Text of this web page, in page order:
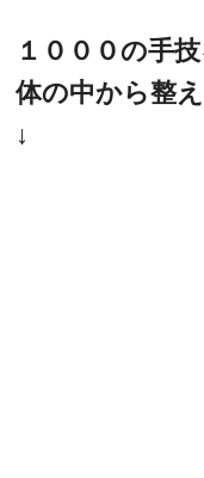
１０００の手
体の中から整
↓